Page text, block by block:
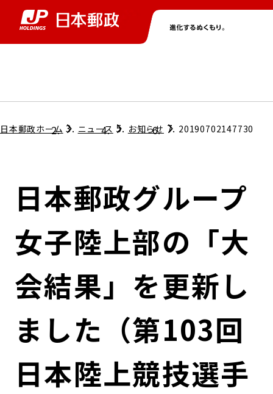
グループ情報トップ
コンプライアンス
ガバナンス
コンダクト向上の取組み
ローカル共創イニシアティブ
株主・投資家情報トップ
個人投資家のみなさまへ
株式情報
財務情報・IR資料
IRニュース
ニューストップ
サステナビリティトップ
担当役員メッセージ
サステナビリティマネジメント
持続可能な金融のフレームワーク
環境
採用情報トップ
日本郵政ホーム ニュース お知らせ 20190702147730
日本郵政グループ
女子陸上部の「大
会結果」を更新し
ました（第103回
日本陸上競技選手